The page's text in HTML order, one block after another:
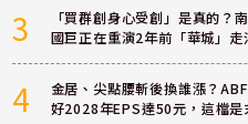
3
「買群創身心受創」是真的？
國巨正在重演2年前「華城」走
4
金居、尖點腰斬後換誰漲？
好2028年EPS達50元，這檔是